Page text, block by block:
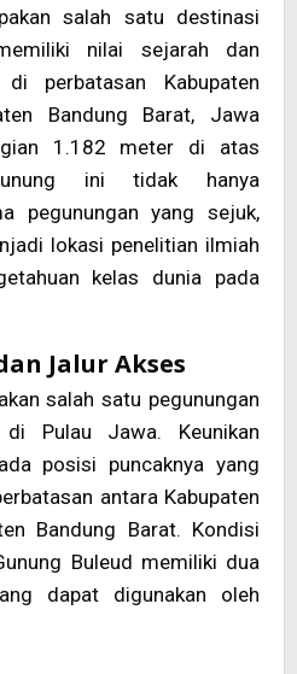
salah satu destinasi
nilai sejarah dan
di perbatasan Kabupaten
Bandung Barat, Jawa
1.182 meter di atas
ini tidak hanya
pegunungan yang sejuk,
lokasi penelitian ilmiah
kelas dunia pada
Jalur Akses
salah satu pegunungan
Pulau Jawa. Keunikan
posisi puncaknya yang
antara Kabupaten
Bandung Barat. Kondisi
Buleud memiliki dua
dapat digunakan oleh